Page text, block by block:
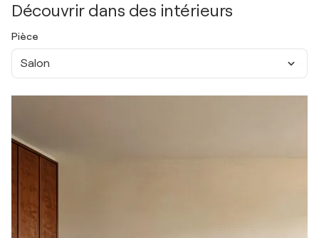
Découvrir dans des intérieurs
Pièce
Salon